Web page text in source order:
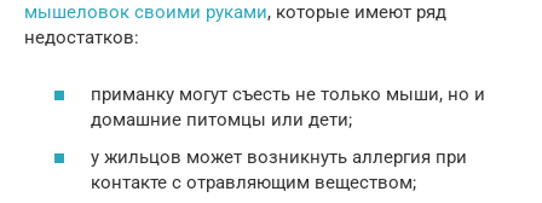
мышеловок своими руками, которые имеют ряд
недостатков:
приманку могут съесть не только мыши, но и
домашние питомцы или дети;
у жильцов может возникнуть аллергия при
контакте с отравляющим веществом;